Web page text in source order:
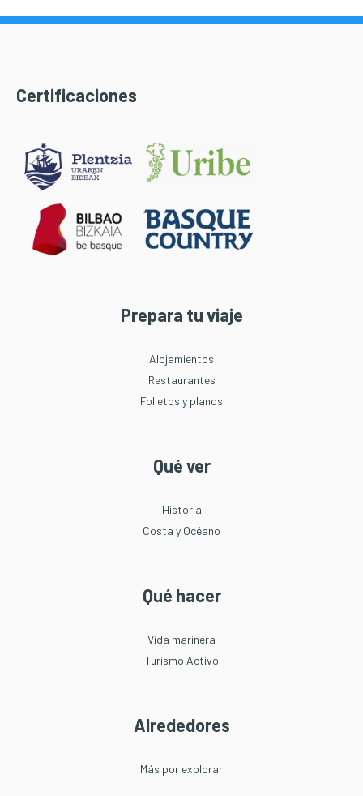
Certificaciones
Prepara tu viaje
Alojamientos
Restaurantes
Folletos y planos
Qué ver
Historia
Costa y Océano
Qué hacer
Vida marinera
Turismo Activo
Alrededores
Más por explorar